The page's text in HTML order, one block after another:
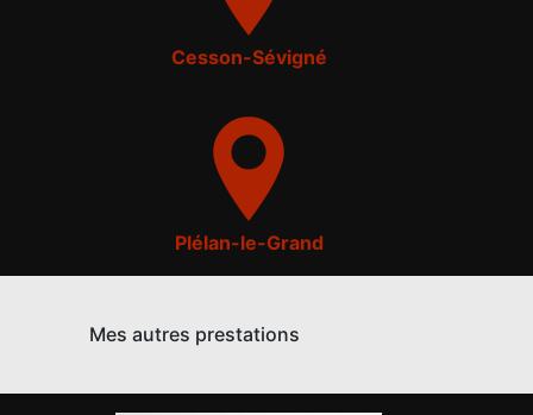
Cesson-Sévigné
Plélan-le-Grand
Mes autres prestations